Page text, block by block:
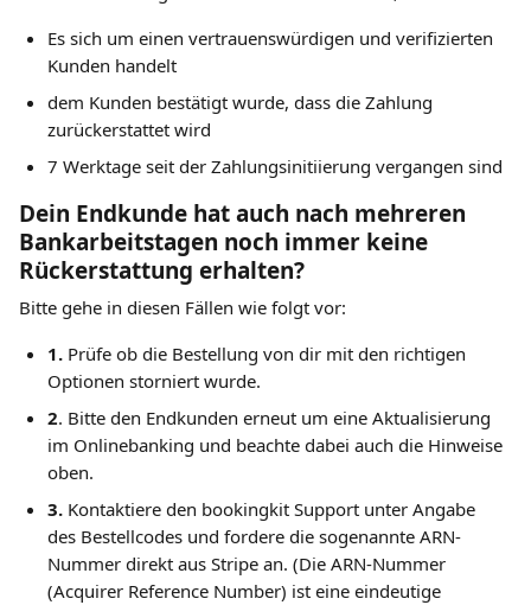
Es sich um einen vertrauenswürdigen und verifizierten
Kunden handelt
dem Kunden bestätigt wurde, dass die Zahlung
zurückerstattet wird
7 Werktage seit der Zahlungsinitiierung vergangen sind
Dein Endkunde hat auch nach mehreren
Bankarbeitstagen noch immer keine
Rückerstattung erhalten?
Bitte gehe in diesen Fällen wie folgt vor:
1. Prüfe ob die Bestellung von dir mit den richtigen
Optionen storniert wurde.
2. Bitte den Endkunden erneut um eine Aktualisierung
im Onlinebanking und beachte dabei auch die Hinweise
oben.
3. Kontaktiere den bookingkit Support unter Angabe
des Bestellcodes und fordere die sogenannte ARN-
Nummer direkt aus Stripe an. (Die ARN-Nummer
(Acquirer Reference Number) ist eine eindeutige